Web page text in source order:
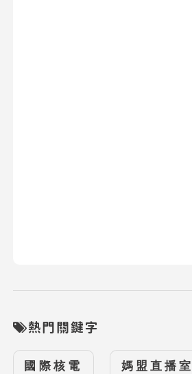
熱門關鍵字
國際核電 媽盟直播室